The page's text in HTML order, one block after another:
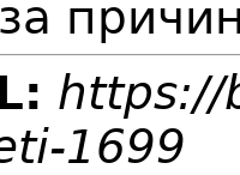
https://
1699